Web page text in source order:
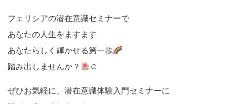
フェリシアの潜在意識セミナーで
あなたの人生をますます
あなたらしく輝かせる第一歩
踏み出しませんか？
☺
ぜひお気軽に、潜在意識体験入門セミナーに